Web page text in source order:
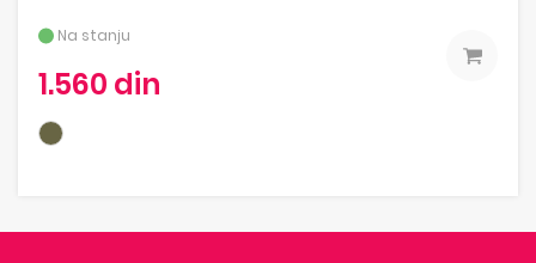
Na stanju
1.560 din